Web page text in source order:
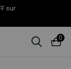
sur
0